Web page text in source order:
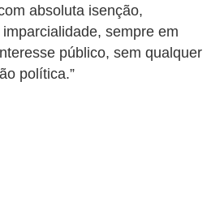
absoluta isenção,
sempre em
público, sem qualquer
política.”